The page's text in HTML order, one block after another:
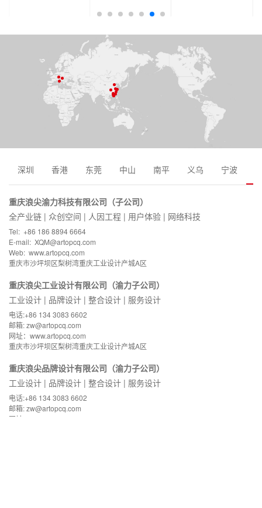
深圳 香港 东莞 中山 南平 义乌 宁波
重庆浪尖渝力科技有限公司（子公司）
全产业链 | 众创空间 | 人因工程 | 用户体验 | 网络科技
Tel: +86 186 8894 6664
E-mail: XQM@artopcq.com
Web: www.artopcq.com
重庆市沙坪坝区梨树湾重庆工业设计产城A区
重庆浪尖工业设计有限公司（渝力子公司）
工业设计 | 品牌设计 | 整合设计 | 服务设计
电话:+86 134 3083 6602
邮箱: zw@artopcq.com
网址：www.artopcq.com
重庆市沙坪坝区梨树湾重庆工业设计产城A区
重庆浪尖品牌设计有限公司（渝力子公司）
工业设计 | 品牌设计 | 整合设计 | 服务设计
电话:+86 134 3083 6602
邮箱: zw@artopcq.com
网址：www.artopcq.com